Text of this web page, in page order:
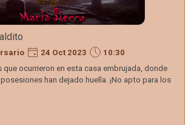
24 Oct 2023
10:30
ocurrieron en esta casa embrujada, donde
han dejado huella. ¡No apto para los